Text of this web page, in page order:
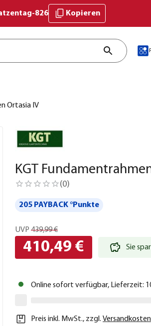
826 Kopieren
Ortasia IV
KGT
(0)
205 PAYBACK °Punkte
UVP 439,99 €
410,49 € Sie
Online sofort verfügbar, Lieferzeit:
Preis inkl. MwSt., zzgl. Versandkosten